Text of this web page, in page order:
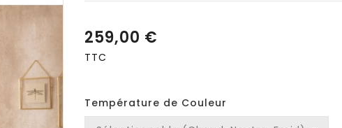
259,00 €
TTC
Température de Couleur